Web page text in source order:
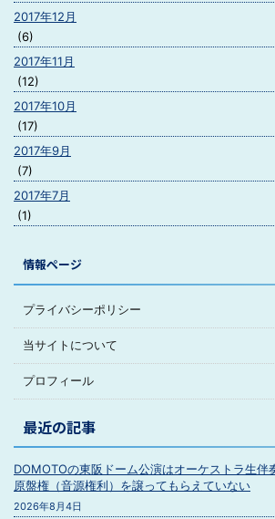
2017年12月
(6)
2017年11月
(12)
2017年10月
(17)
2017年9月
(7)
2017年7月
(1)
情報ページ
プライバシーポリシー
当サイトについて
プロフィール
最近の記事
DOMOTOの東阪ドーム公演はオーケストラ生
原盤権（音源権利）を譲ってもらえていない
2026年8月4日